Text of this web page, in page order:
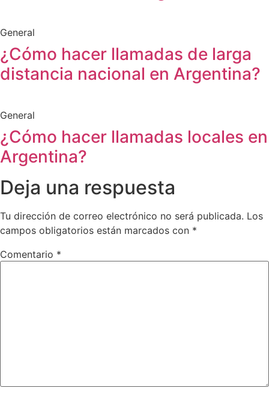
General
¿Cómo hacer llamadas de larga
distancia nacional en Argentina?
General
¿Cómo hacer llamadas locales en
Argentina?
Deja una respuesta
Tu dirección de correo electrónico no será publicada. Los
campos obligatorios están marcados con *
Comentario *